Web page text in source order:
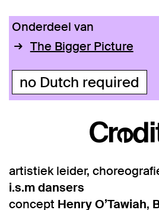
Onderdeel van
The Bigger Picture
no Dutch required
artistiek leider,
i.s.m dansers
concept Henry O’Tawiah,